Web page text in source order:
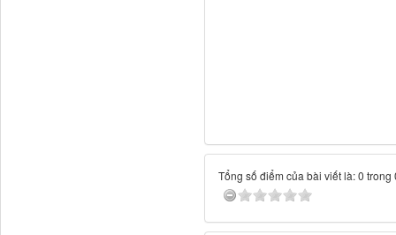
Tổng số điểm của bài viết là: 0 trong